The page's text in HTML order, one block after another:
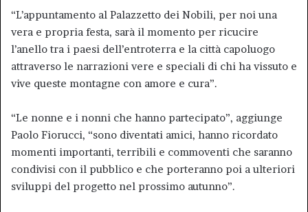
“L’appuntamento al Palazzetto dei Nobili, per noi una
vera e propria festa, sarà il momento per ricucire
l’anello tra i paesi dell’entroterra e la città capoluogo
attraverso le narrazioni vere e speciali di chi ha vissuto e
vive queste montagne con amore e cura”.
“Le nonne e i nonni che hanno partecipato”, aggiunge
Paolo Fiorucci, “sono diventati amici, hanno ricordato
momenti importanti, terribili e commoventi che saranno
condivisi con il pubblico e che porteranno poi a ulteriori
sviluppi del progetto nel prossimo autunno”.